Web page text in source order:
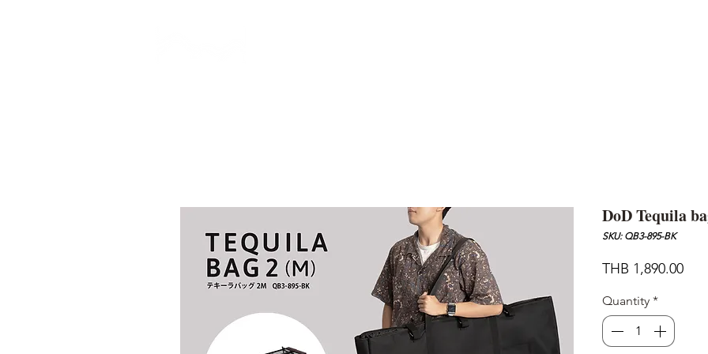
DoD Tequila
SKU: QB3-895-BK
THB 1,890.00Price
Quantity *